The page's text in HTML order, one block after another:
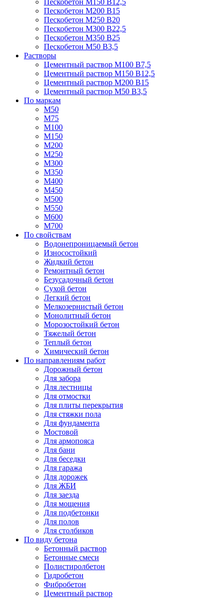
Пескобетон М150 В12,5
Пескобетон М200 В15
Пескобетон М250 В20
Пескобетон М300 В22,5
Пескобетон М350 В25
Пескобетон М50 В3,5
Растворы
Цементный раствор М100 В7,5
Цементный раствор М150 В12,5
Цементный раствор М200 В15
Цементный раствор М50 В3,5
По маркам
М50
М75
М100
М150
М200
М250
М300
М350
М400
М450
М500
М550
М600
М700
По свойствам
Водонепроницаемый бетон
Износостойкий
Жидкий бетон
Ремонтный бетон
Безусадочный бетон
Сухой бетон
Легкий бетон
Мелкозернистый бетон
Монолитный бетон
Морозостойкий бетон
Тяжелый бетон
Теплый бетон
Химический бетон
По направлениям работ
Дорожный бетон
Для забора
Для лестницы
Для отмостки
Для плиты перекрытия
Для стяжки пола
Для фундамента
Мостовой
Для армопояса
Для бани
Для беседки
Для гаража
Для дорожек
Для ЖБИ
Для заезда
Для мощения
Для подбетонки
Для полов
Для столбиков
По виду бетона
Бетонный раствор
Бетонные смеси
Полистиролбетон
Гидробетон
Фибробетон
Цементный раствор